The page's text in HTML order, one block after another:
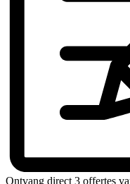
Ontvang direct 3 offertes